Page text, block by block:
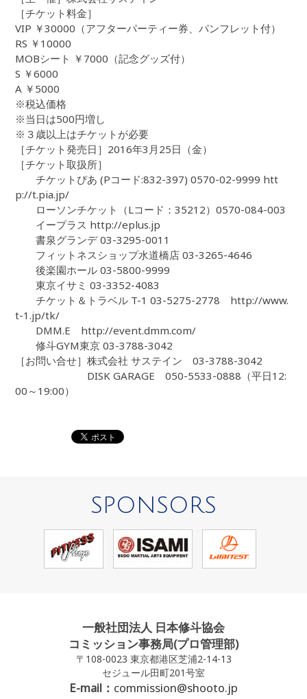
［チケット料金］
VIP ￥30000（アフターパーティー券、パンフレット付）
RS ￥10000
MOBシート ￥7000（記念グッズ付）
S ￥6000
A ￥5000
※税込価格
※当日は500円増し
※３歳以上はチケットが必要
［チケット発売日］2016年3月25日（金）
［チケット取扱所］
チケットぴあ (Pコード:832-397) 0570-02-9999 htt
p://t.pia.jp/
ローソンチケット（Lコード：35212）0570-084-003
イープラス http://eplus.jp
書泉グランデ 03-3295-0011
フィットネスショップ水道橋店 03-3265-4646
後楽園ホール 03-5800-9999
東京イサミ 03-3352-4083
チケット＆トラベル T-1 03-5275-2778 http://www.
t-1.jp/tk/
DMM.E http://event.dmm.com/
修斗GYM東京 03-3788-3042
［お問い合せ］株式会社 サステイン 03-3788-3042
DISK GARAGE 050-5533-0888（平日12:
00～19:00）
SPONSORS
一般社団法人 日本修斗協会
コミッション事務局(プロ管理部)
〒108-0023 東京都港区芝浦2-14-13
セジュール田町201号室
E-mail： commission@shooto.jp